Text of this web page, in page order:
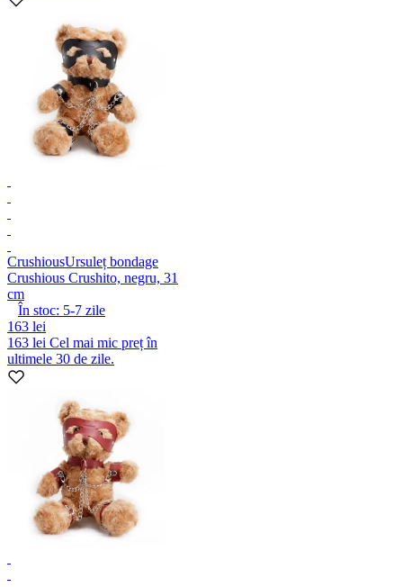
CrushiousUrsuleț bondage
Crushious Crushito, negru, 31
cm
În stoc: 5-7 zile
163 lei
163 lei Cel mai mic preț în
ultimele 30 de zile.